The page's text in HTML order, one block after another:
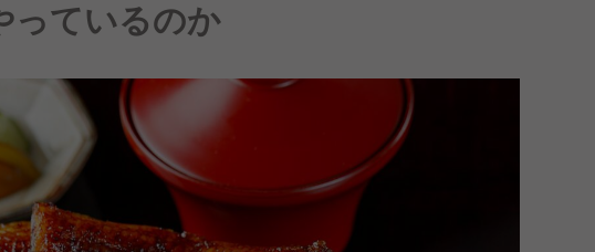
っているのか